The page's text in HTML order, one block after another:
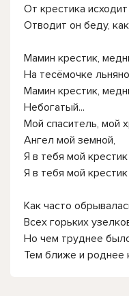
От крестика
Отводит он беду,
Мамин крестик,
На тесёмочке
Мамин крестик,
Небогатый...
Мой спаситель, мой
Ангел мой земной,
Я в тебя мой
Я в тебя мой
Как часто
Всех горьких
Но чем труднее
Тем ближе и роднее